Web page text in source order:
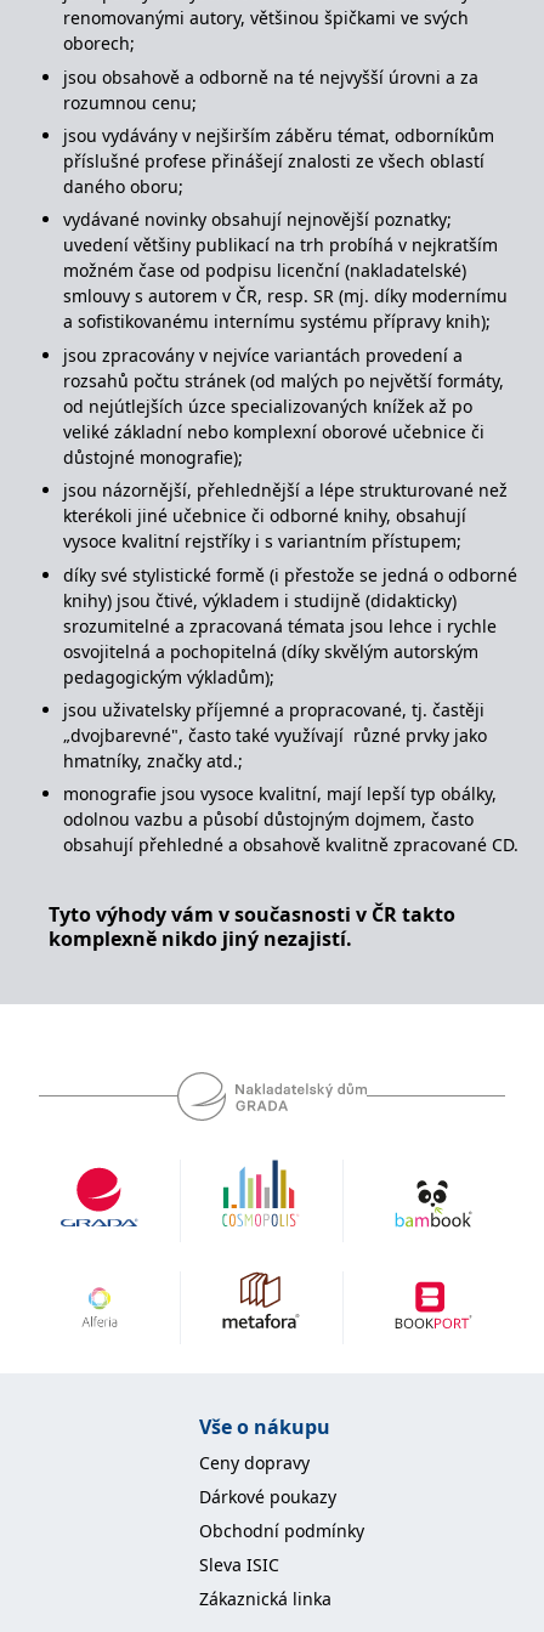
renomovanými autory, většinou špičkami ve svých
oborech;
jsou obsahově a odborně na té nejvyšší úrovni a za
rozumnou cenu;
jsou vydávány v nejširším záběru témat, odborníkům
příslušné profese přinášejí znalosti ze všech oblastí
daného oboru;
vydávané novinky obsahují nejnovější poznatky;
uvedení většiny publikací na trh probíhá v nejkratším
možném čase od podpisu licenční (nakladatelské)
smlouvy s autorem v ČR, resp. SR (mj. díky modernímu
a sofistikovanému internímu systému přípravy knih);
jsou zpracovány v nejvíce variantách provedení a
rozsahů počtu stránek (od malých po největší formáty,
od nejútlejších úzce specializovaných knížek až po
veliké základní nebo komplexní oborové učebnice či
důstojné monografie);
jsou názornější, přehlednější a lépe strukturované než
kterékoli jiné učebnice či odborné knihy, obsahují
vysoce kvalitní rejstříky i s variantním přístupem;
díky své stylistické formě (i přestože se jedná o odborné
knihy) jsou čtivé, výkladem i studijně (didakticky)
srozumitelné a zpracovaná témata jsou lehce i rychle
osvojitelná a pochopitelná (díky skvělým autorským
pedagogickým výkladům);
jsou uživatelsky příjemné a propracované, tj. častěji
„dvojbarevné", často také využívají různé prvky jako
hmatníky, značky atd.;
monografie jsou vysoce kvalitní, mají lepší typ obálky,
odolnou vazbu a působí důstojným dojmem, často
obsahují přehledné a obsahově kvalitně zpracované CD.
Tyto výhody vám v současnosti v ČR takto
komplexně nikdo jiný nezajistí.
Vše o nákupu
Ceny dopravy
Dárkové poukazy
Obchodní podmínky
Sleva ISIC
Zákaznická linka
Meta Platform
Inc.
poskytování řady
reálném čase od
inzerentů třetích stran.
Microsoft
Corporation
.c.bing.com
1 rok
Toto je cookie první
strany společnosti
Microsoft MSN, které
stránky.
ANONCHK
Microsoft
Corporation
.c.clarity.ms
10 minut
Tento soubor cookie
provádí informace o
tom, jak koncový
uživatel používá web, a
jakoukoli reklamu,
kterou koncový uživatel
mohl vidět před
návštěvou uvedeného
webu.
__utmzzses
Google LLC
.grada.cz
Zavřením
prohlížeče
Parametry UTM
používané pro reklamu /
_uetsid
Microsoft
Corporation
.grada.cz
1 den
Tento soubor cookie
používá společnost Bing
k určení, jaké reklamy by
se měly zobrazovat a
které by mohly být
relevantní pro
koncového uživatele,
který si prohlíží web.
MUID
Microsoft
Corporation
.clarity.ms
1 rok
Tento soubor cookie je v
identifikátor uživatele.
Lze jej nastavit pomocí
vložených skriptů
mnoha různými
doménami společnosti
Microsoft, což umožňuje
sledování uživatelů.
ale pokud je nalezen
jako soubor cookie
relace, bude
informace o tom, jak
koncový uživatel používá
návštěvou uvedeného
používáme k měření
používání webu pro
interní analýzu.
.doubleclick.net
15 minut
nastavuje společnost
DoubleClick (kterou